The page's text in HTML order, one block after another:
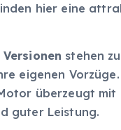
hier eine
Versionen stehen
eigenen
überzeugt mit
guter Leistung.